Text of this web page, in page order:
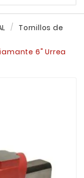
Tornillos de
6" Urrea